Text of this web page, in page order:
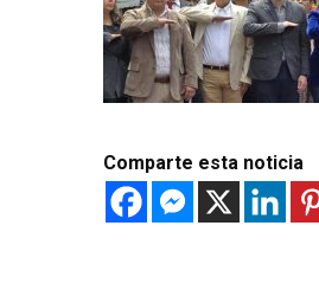
Comparte esta noticia